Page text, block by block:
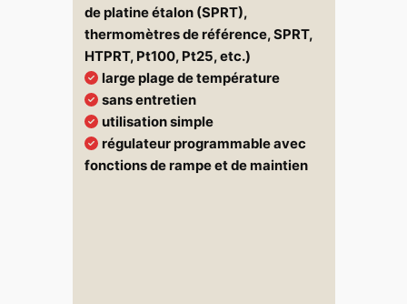
de platine étalon (SPRT),
thermomètres de référence, SPRT,
HTPRT, Pt100, Pt25, etc.)
large plage de température
sans entretien
utilisation simple
régulateur programmable avec
fonctions de rampe et de maintien